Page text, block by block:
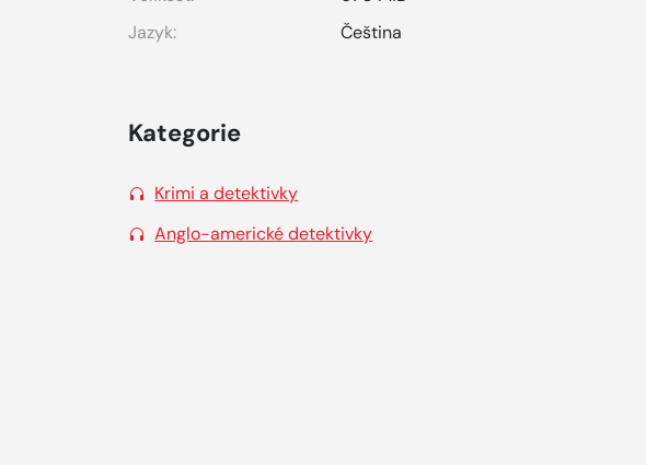
Jazyk:
Čeština
Kategorie
Krimi a detektivky
Anglo-americké detektivky